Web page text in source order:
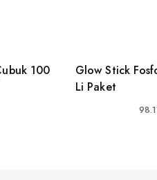
Glow Stick
Li Paket